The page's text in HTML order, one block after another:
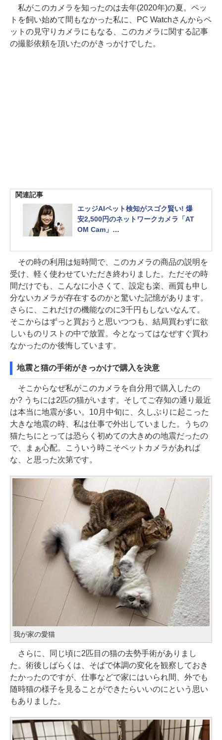
私がこのカメラを知ったのは去年(2020年)の夏。ペッ
トを飼い始めて間もなかった私に、PC Watchさんからペ
ットの見守りカメラにもなる、このカメラに関する記事
の撮影依頼を頂いたのがきっかけでした。
関連記事
エッジAIペット検知がスゴク賢い! 爆
安2,500円のネットワークカメラ「AT
OM Cam」
っさんは歓喜・感涙!
その時の利用は短時間で、このカメラの商品の説明を
受け、軽く使わせていただき終わりました。ただその時
間だけでも、こんなに小さくて、設定も楽、画質も申し
分ないカメラが存在するのかと驚いた記憶があります。
さらに、これだけの機能なのに3千円もしないなんて。
そこからはずっと買おうと思いつつも、結局買わずに欲
しいものリストの中で放置。今となってはなぜすぐ買わ
なかったのか後悔しています。
地震と猫の手術がきっかけで購入を決意
そこからなぜ私がこのカメラを自分用で購入したの
か? うちには2匹の猫がいます。そしてご存知の通り最近
は本当に地震が多い。10月中旬に、久しぶりに起こった
大きな地震の時、私は仕事で外出していました。うちの
猫たちにとっては恐らく初めての大きめの地震だったの
で、まぁ心配。こういう時こそペットカメラがあれば
な、と思った次第です。
我が家の愛猫
さらに、同じ頃に2匹目の猫の去勢手術がありまし
た。術後しばらくは、そばで体調の変化を観察しておき
たかったのですが、仕事などで家にはいられ間、外でも
随時猫の様子を見ることができたらいいのにという思い
もありました。